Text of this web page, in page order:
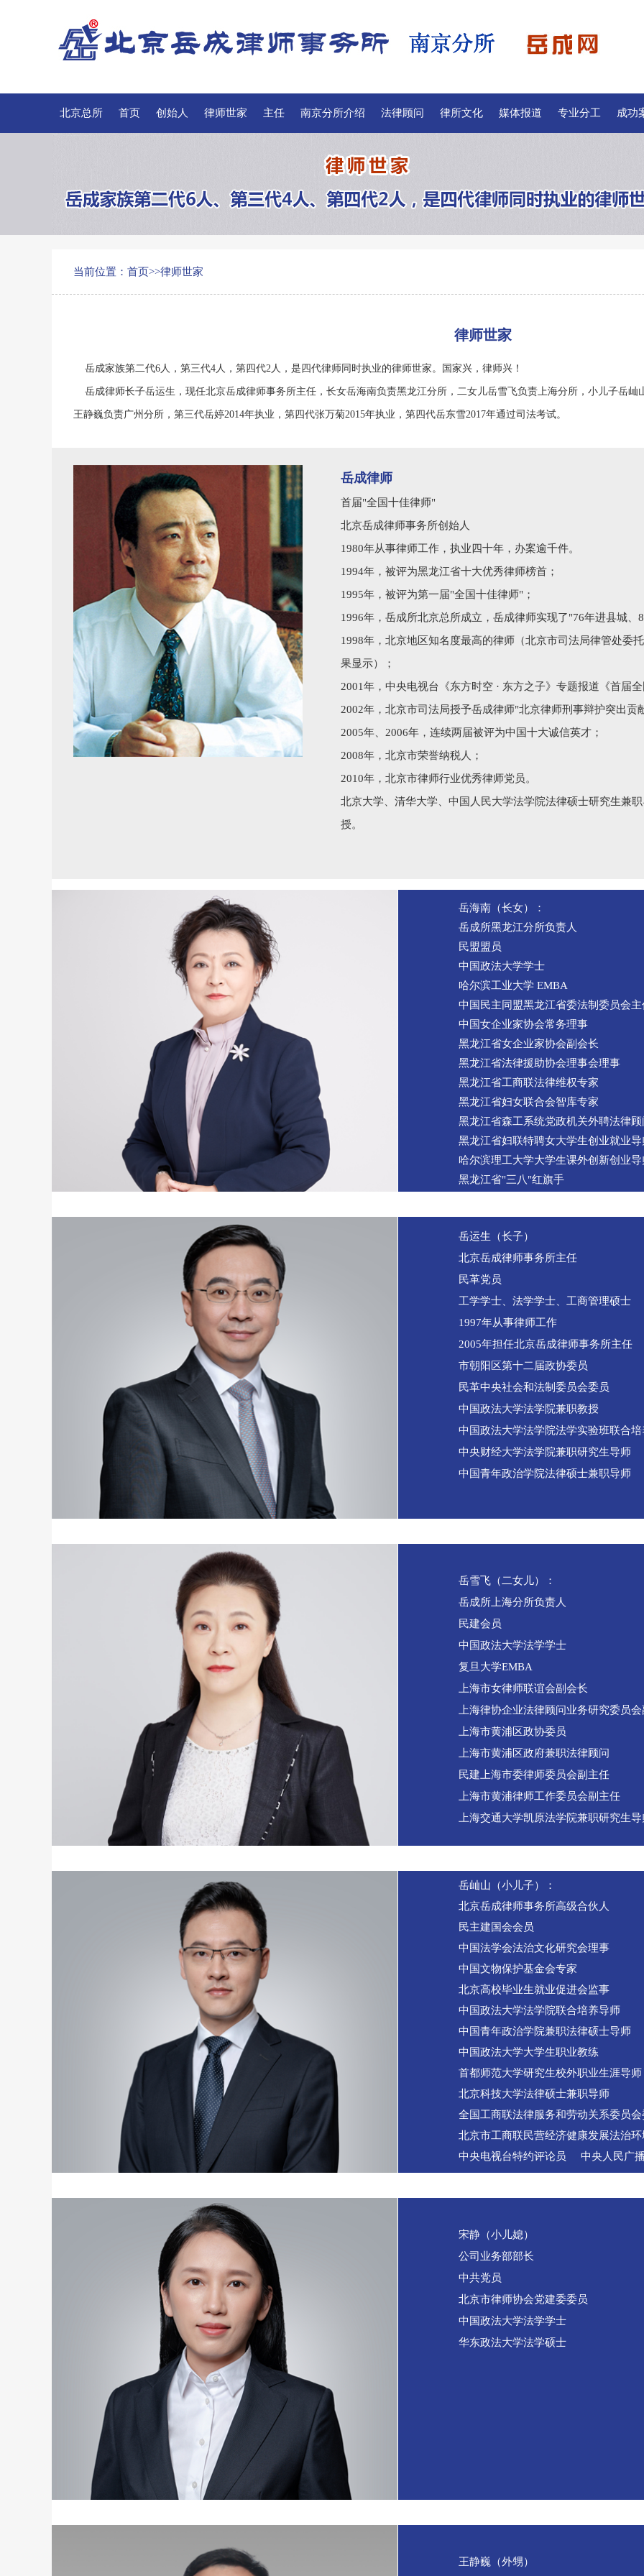
北京总所 首页 创始人 律师世家 主任 南京分所介绍 法律顾问 律所文化 媒体报道 专业分工 成功
当前位置： 首页>>律师世家
律师世家
岳成家族第二代6人，第三代4人，第四代2人，是四代律师同时执业的律师世家。国家兴，律师兴！
岳成律师长子岳运生，现任北京岳成律师事务所主任，长女岳海南负责黑龙江分所，二女儿岳雪飞负责上海分所，小儿子岳屾
王静巍负责广州分所，第三代岳婷2014年执业，第四代张万菊2015年执业，第四代岳东雪2017年通过司法考试。
岳成律师
首届"全国十佳律师"
北京岳成律师事务所创始人
1980年从事律师工作，执业四十年，办案逾千件。
1994年，被评为黑龙江省十大优秀律师榜首；
1995年，被评为第一届"全国十佳律师"；
1996年，岳成所北京总所成立，岳成律师实现了"76年进县城、
1998年，北京地区知名度最高的律师（北京市司法局律管处委
果显示）；
2001年，中央电视台《东方时空 · 东方之子》专题报道《首届
2002年，北京市司法局授予岳成律师"北京律师刑事辩护突出贡
2005年、2006年，连续两届被评为中国十大诚信英才；
2008年，北京市荣誉纳税人；
2010年，北京市律师行业优秀律师党员。
北京大学、清华大学、中国人民大学法学院法律硕士研究生兼
授。
岳海南（长女）：
岳成所黑龙江分所负责人
民盟盟员
中国政法大学学士
哈尔滨工业大学 EMBA
中国民主同盟黑龙江省委法制委员会主
中国女企业家协会常务理事
黑龙江省女企业家协会副会长
黑龙江省法律援助协会理事会理事
黑龙江省工商联法律维权专家
黑龙江省妇女联合会智库专家
黑龙江省森工系统党政机关外聘法律顾
黑龙江省妇联特聘女大学生创业就业导
哈尔滨理工大学大学生课外创新创业导
黑龙江省"三八"红旗手
岳运生（长子）
北京岳成律师事务所主任
民革党员
工学学士、法学学士、工商管理硕士
1997年从事律师工作
2005年担任北京
市朝阳区第十二届政协委员
民革中央社会和法制委员会委员
中国政法大学法学院兼职教授
中国政法大学法学院法学实验班联合
中央财经大学法学院兼职研究生导师
中国青年政治学院法律硕士兼职导师
岳雪飞（二女儿）：
岳成所上海分所负责人
民建会员
中国政法大学法学学士
复旦大学EMBA
上海市女律师联谊会副会长
上海律协企业法律顾问业务研究委员
上海市黄浦区政协委员
上海市黄浦区政府兼职法律顾问
民建上海市委律师委员会副主任
上海市黄浦律师工作委员会副主任
上海交通大学凯原法学院兼职研究生导
岳屾山（小儿子）：
北京岳成律师事务所高级合伙人
民主建国会会员
中国法学会法治文化研究会理事
中国文物保护基金会专家
北京高校毕业生就业促进会监事
中国政法大学法学院联合培养导师
中国青年政治学院兼职法律硕士导师
中国政法大学大学生职业教练
首都师范大学研究生校外职业生涯导师
北京科技大学法律硕士兼职导师
全国工商联法律服务和劳动关系委员会
北京市工商联民营经济健康发展法治
中央电视台特约评论员 中央人民广
宋静（小儿媳）
公司业务部部长
中共党员
北京市律师协会党建委委员
中国政法大学法学学士
华东政法大学法学硕士
王静巍（外甥）